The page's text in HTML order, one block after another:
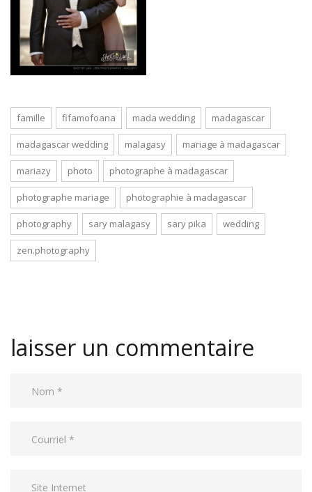
famille fifamofoana mada wedding madagascar
madagascar wedding malagasy mariage à madagascar
mariazy photo photographe à madagascar
photographe mariage photographie à madagascar
photography sary malagasy sary pika wedding
zen.photography
laisser un commentaire